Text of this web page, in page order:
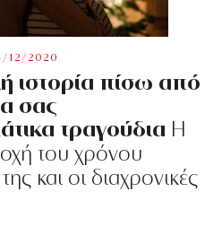
12/2020
ιστορία πίσω από
σας
τραγούδια Η
του χρόνου
και οι διαχρονικές